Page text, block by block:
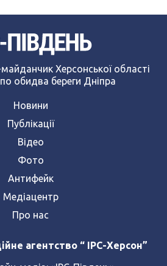
Херсонської області
обидва береги Дніпра
Новини
Публікації
Відео
Фото
Антифейк
Медіацентр
Про нас
агентство “ IPC-Херсон”